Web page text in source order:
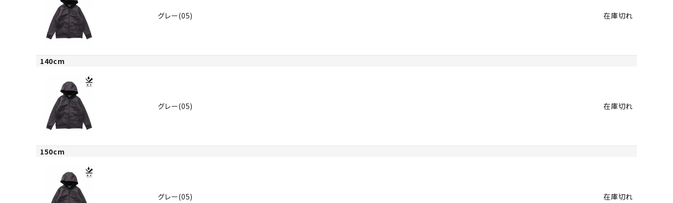
グレー(05) 在庫切れ
140cm
グレー(05) 在庫切れ
150cm
グレー(05) 在庫切れ